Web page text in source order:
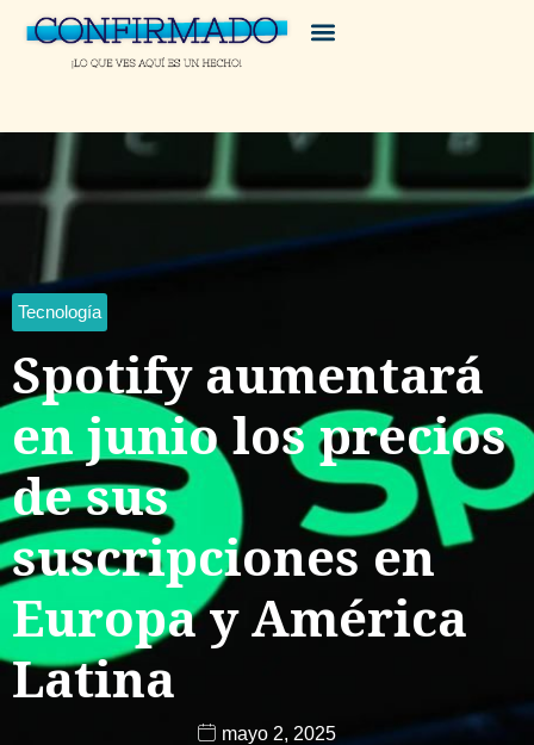
Tecnología
Spotify aumentará
en junio los precios
de sus
suscripciones en
Europa y América
Latina
mayo 2, 2025